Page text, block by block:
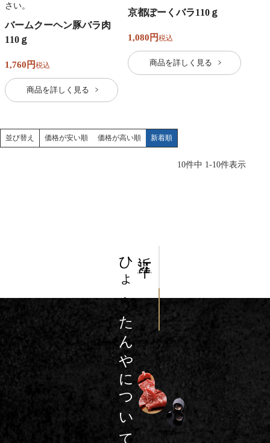
さい。
バームクーヘン豚バラ肉
110ｇ
1,760 税込
商品を詳しく見る
京都ぽーくバラ110ｇ
1,080 税込
商品を詳しく見る
並び替え 価格が安い順 価格が高い順 新着順
10件中 1 -10件表示
の
ひょう
たんやについて